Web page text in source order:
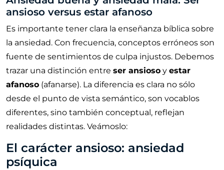
ansioso versus estar afanoso
Es importante tener clara la enseñanza bíblica sobre
la ansiedad. Con frecuencia, conceptos erróneos son
fuente de sentimientos de culpa injustos. Debemos
trazar una distinción entre ser ansioso y estar
afanoso (afanarse). La diferencia es clara no sólo
desde el punto de vista semántico, son vocablos
diferentes, sino también conceptual, reflejan
realidades distintas. Veámoslo:
El carácter ansioso: ansiedad
psíquica